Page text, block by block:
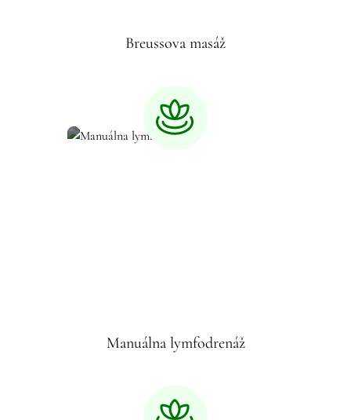
Breussova masáž
Manuálna lymfodrenáž